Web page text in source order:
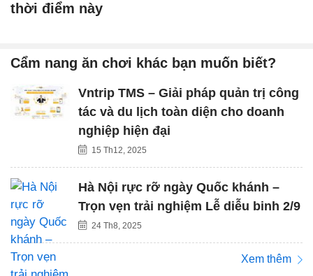
thời điểm này
Cẩm nang ăn chơi khác bạn muốn biết?
Vntrip TMS – Giải pháp quản trị công
tác và du lịch toàn diện cho doanh
nghiệp hiện đại
15 Th12, 2025
Hà Nội rực rỡ ngày Quốc khánh –
Trọn vẹn trải nghiệm Lễ diễu binh 2/9
24 Th8, 2025
Xem thêm